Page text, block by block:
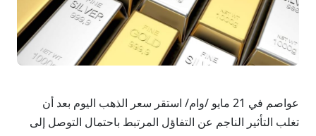
عواصم في 21 مايو /وام/ استقر سعر الذهب ⁠اليوم بعد أن
تغلب التأثير الناجم عن التفاؤل المرتبط باحتمال التوصل إلى